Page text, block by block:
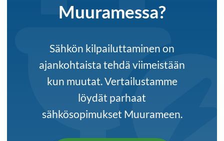
Muuramessa?
Sähkön kilpailuttaminen on
ajankohtaista tehdä viimeistään
kun muutat. Vertailustamme
löydät parhaat
sähkösopimukset Muurameen.